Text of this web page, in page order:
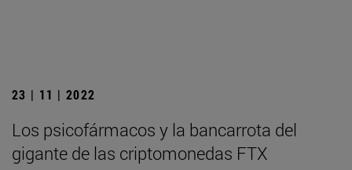
23 | 11 | 2022
Los psicofármacos y la bancarrota del
gigante de las criptomonedas FTX